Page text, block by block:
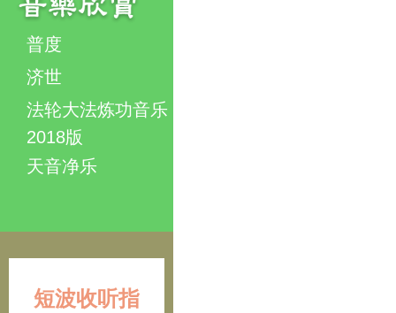
普度
济世
法轮大法炼功音乐
2018版
天音净乐
短波收听指